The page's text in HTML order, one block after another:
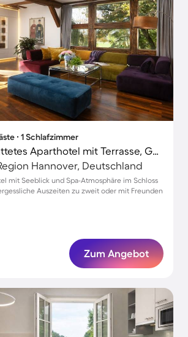
∙ 1 Schlafzimmer
Voll ausgestattetes Aparthotel mit Terrasse, Garten und Grill | Seeblick | Ideal für Homeoffice
Hannover, Deutschland
mit Seeblick und Spa-Atmosphäre im Schloss
Auszeiten zu zweit oder mit Freunden
Zum Angebot